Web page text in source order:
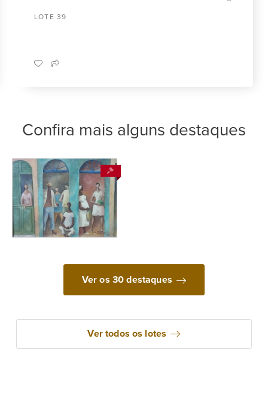
Confira mais alguns destaques
Ver os 30 destaques
Ver todos os lotes